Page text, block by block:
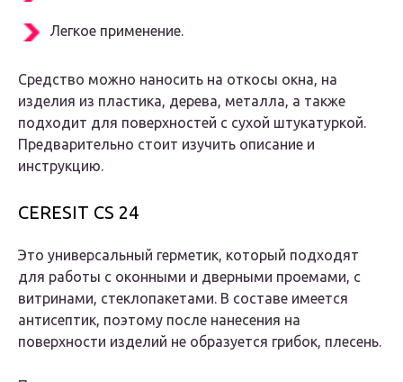
Легкое применение.
Средство можно наносить на откосы окна, на
изделия из пластика, дерева, металла, а также
подходит для поверхностей с сухой штукатуркой.
Предварительно стоит изучить описание и
инструкцию.
CERESIT CS 24
Это универсальный герметик, который подходят
для работы с оконными и дверными проемами, с
витринами, стеклопакетами. В составе имеется
антисептик, поэтому после нанесения на
поверхности изделий не образуется грибок, плесень.